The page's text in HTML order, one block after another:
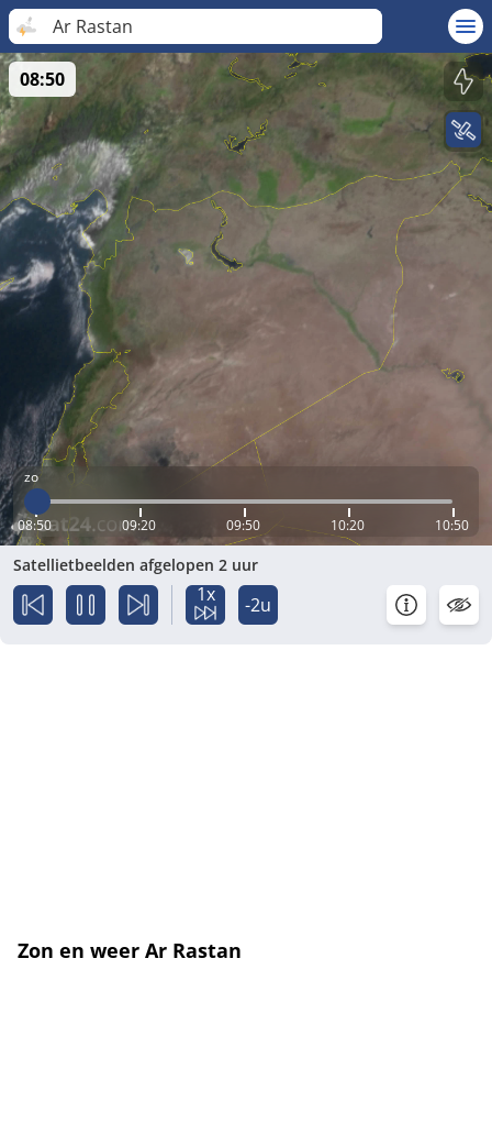
Ar Rastan
zo
08:50 09:20 09:50 10:20 10:50
08:50
Satellietbeelden afgelopen 2 uur
1x -2u
Zon en weer Ar Rastan